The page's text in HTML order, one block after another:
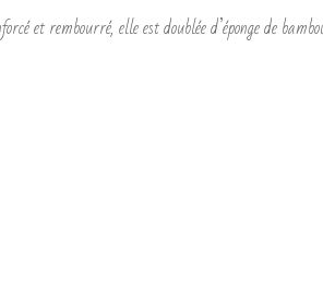
et rembourré, elle est doublée d’éponge de